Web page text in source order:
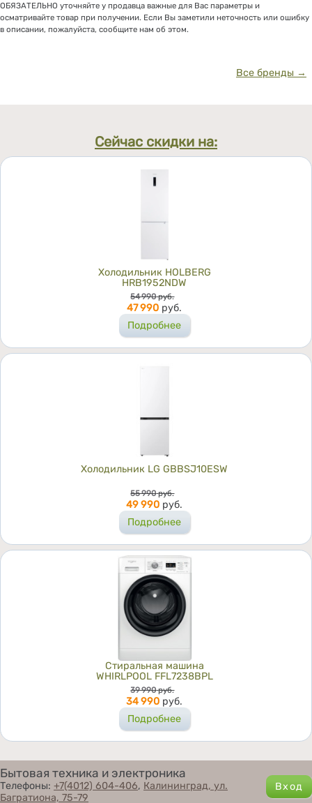
ОБЯЗАТЕЛЬНО уточняйте у продавца важные для Вас параметры и
осматривайте товар при получении. Если Вы заметили неточность или ошибку
в описании, пожалуйста, сообщите нам об этом.
Все бренды →
Сейчас скидки на:
Холодильник HOLBERG
HRB1952NDW
Цена
54 990 руб.
47 990 руб.
Подробнее
Холодильник LG GBBSJ10ESW
Цена
55 990 руб.
49 990 руб.
Подробнее
Стиральная машина
WHIRLPOOL FFL7238BPL
Цена
39 990 руб.
34 990 руб.
Подробнее
Бытовая техника и электроника
Телефоны: +7(4012) 604-406, Калининград, ул.
Багратиона, 75-79